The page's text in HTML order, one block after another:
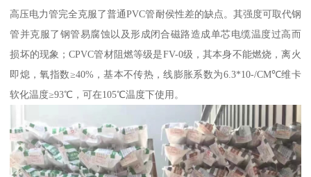
高压电力管完全克服了普通PVC管耐侯性差的缺点。其强度可取代钢
管并克服了钢管易腐蚀以及形成闭合磁路造成单芯电缆温度过高而
损坏的现象；CPVC管材阻燃等级是FV-0级，其本身不能燃烧，离火
即熄，氧指数≥40%，基本不传热，线膨胀系数为6.3*10-/CM℃维卡
软化温度≥93℃，可在105℃温度下使用。